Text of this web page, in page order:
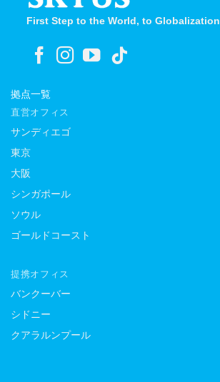
First Step to the World, to Globalization
拠点一覧
直営オフィス
サンディエゴ
東京
大阪
シンガポール
ソウル
ゴールドコースト
提携オフィス
バンクーバー
シドニー
クアラルンプール